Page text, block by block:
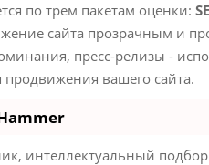
по трем пакетам оценки:
сайта прозрачным и
пресс-релизы -
продвижения вашего сайта.
интеллектуальный подбор